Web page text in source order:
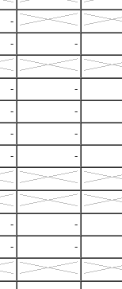
-
- -
- -
- -
- -
- -
- -
- -